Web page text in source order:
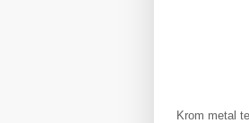
Krom metal